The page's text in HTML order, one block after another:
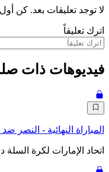
لا توجد تعليقات بعد. كن
اترك تعليقاً
فيديوهات ذات
المباراة النهائية - النصر
اتحاد الإمارات لكرة